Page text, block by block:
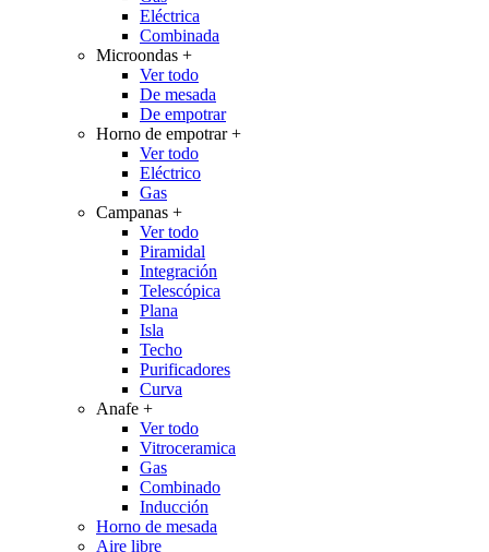
Eléctrica
Combinada
Microondas +
Ver todo
De mesada
De empotrar
Horno de empotrar+
Ver todo
Eléctrico
Gas
Campanas +
Ver todo
Piramidal
Integración
Telescópica
Plana
Isla
Techo
Purificadores
Curva
Anafe +
Ver todo
Vitroceramica
Gas
Combinado
Inducción
Horno de mesada
Aire libre